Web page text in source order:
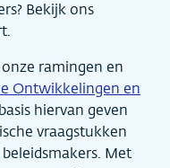
Bekijk ons
ramingen en
Ontwikkelingen en
hiervan geven
vraagstukken
Met